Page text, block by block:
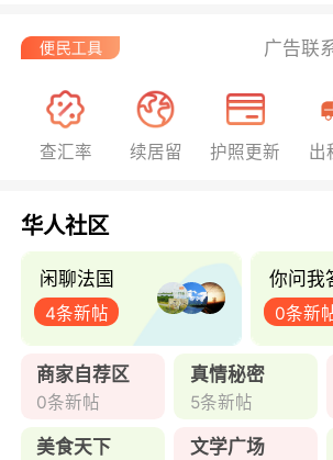
广告联
查汇率 续居留 护照更新 出
华人社区
闲聊法国
4条新帖
你问我
0条新
商家自荐区
0条新帖
真情秘密
5条新帖
美食天下 文学广场